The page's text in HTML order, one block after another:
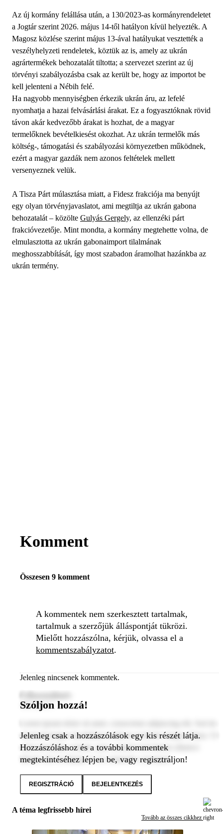
Az új kormány felállása után, a 130/2023-as kormányrendeletet
a Jogtár szerint 2026. május 14-től hatályon kívül helyezték. A
Magosz közlése szerint május 13-ával hatályukat vesztették a
veszélyhelyzeti rendeletek, köztük az is, amely az ukrán
agrártermékek behozatalát tiltotta; a szervezet szerint az új
törvényi szabályozásba csak az került be, hogy az importot be
kell jelenteni a Nébih felé.
Ha nagyobb mennyiségben érkezik ukrán áru, az lefelé
nyomhatja a hazai felvásárlási árakat. Ez a fogyasztóknak rövid
távon akár kedvezőbb árakat is hozhat, de a magyar
termelőknek bevételkiesést okozhat. Az ukrán termelők más
költség-, támogatási és szabályozási környezetben működnek,
ezért a magyar gazdák nem azonos feltételek mellett
versenyeznek velük.
A Tisza Párt múlasztása miatt, a Fidesz frakciója ma benyújt
egy olyan törvényjavaslatot, ami megtiltja az ukrán gabona
behozatalát – közölte Gulyás Gergely, az ellenzéki párt
frakcióvezetője. Mint mondta, a kormány megtehette volna, de
elmulasztotta az ukrán gabonaimport tilalmának
meghosszabbítását, így most szabadon áramolhat hazánkba az
ukrán termény.
Komment
Összesen 9 komment
A kommentek nem szerkesztett tartalmak,
tartalmuk a szerzőjük álláspontját tükrözi.
Mielőtt hozzászólna, kérjük, olvassa el a
kommentszabályzatot.
Jelenleg nincsenek kommentek.
2024. január 1.
eiusmod tempor incididunt ut labore et dolore magna aliqua. Ut
enim ad minim veniam, quis nostrud exercitation ullamco
laboris nisi ut aliquip ex ea commodo consequat.
Szóljon hozzá!
Jelenleg csak a hozzászólások egy kis részét látja.
Hozzászóláshoz és a további kommentek
megtekintéséhez lépjen be, vagy regisztráljon!
REGISZTRÁCIÓ BEJELENTKEZÉS
A téma legfrissebb hírei
Tovább az összes cikkhez